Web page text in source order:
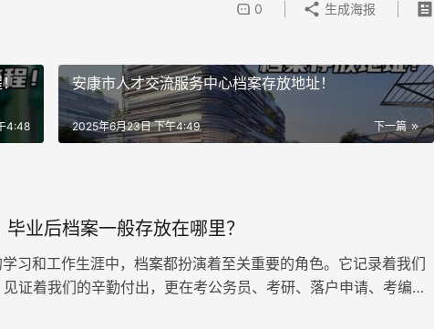
0 生成海报
4:48
安康市人才交流服务中心档案存放地址！
下一篇
2025年6月23日 下午4:49
业后档案一般存放在哪里？
习和工作生涯中，档案都扮演着至关重要的角色。它记录着我们
证着我们的辛勤付出，更在考公务员、考研、落户申请、考编等